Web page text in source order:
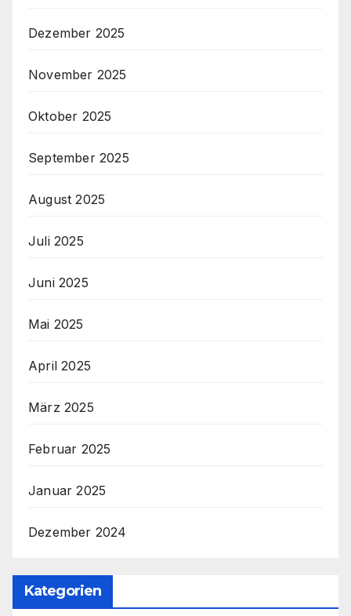
Dezember 2025
November 2025
Oktober 2025
September 2025
August 2025
Juli 2025
Juni 2025
Mai 2025
April 2025
März 2025
Februar 2025
Januar 2025
Dezember 2024
Kategorien